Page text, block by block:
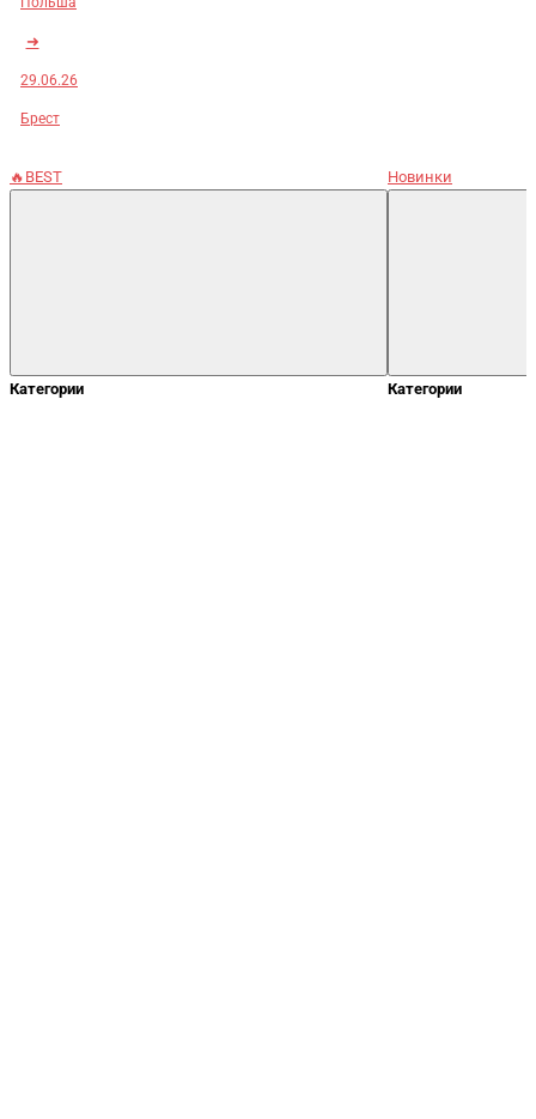
➜
29.06.26
Брест
🔥BEST
Категории
Новинки
Категории